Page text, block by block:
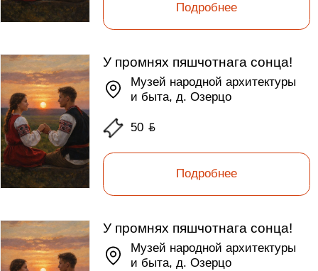
Подробнее
У промнях пяшчотнага сонца!
Музей народной архитектуры
и быта, д. Озерцо
50ƃ
Подробнее
У промнях пяшчотнага сонца!
Музей народной архитектуры
и быта, д. Озерцо